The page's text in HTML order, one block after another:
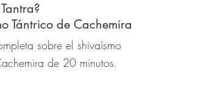
Tántrico de Cachemira
sobre el shivaísmo
de 20 minutos.